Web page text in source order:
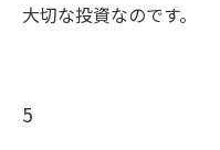
大切な投資なのです。
5